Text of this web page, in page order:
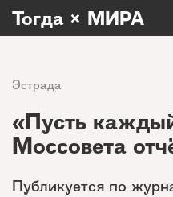
Тогда × МИРА
Эстрада
«Пусть
Моссовета
Публикуется по